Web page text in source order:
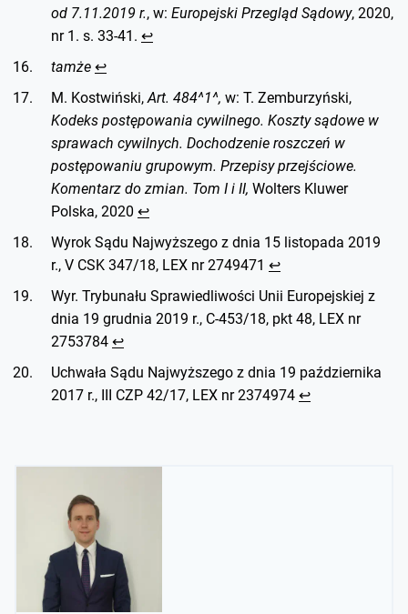
od 7.11.2019 r., w: Europejski Przegląd Sądowy, 2020,
nr 1. s. 33-41. ↩︎
tamże ↩︎
M. Kostwiński, Art. 484^1^, w: T. Zemburzyński,
Kodeks postępowania cywilnego. Koszty sądowe w
sprawach cywilnych. Dochodzenie roszczeń w
postępowaniu grupowym. Przepisy przejściowe.
Komentarz do zmian. Tom I i II, Wolters Kluwer
Polska, 2020 ↩︎
Wyrok Sądu Najwyższego z dnia 15 listopada 2019
r., V CSK 347/18, LEX nr 2749471 ↩︎
Wyr. Trybunału Sprawiedliwości Unii Europejskiej z
dnia 19 grudnia 2019 r., C-453/18, pkt 48, LEX nr
2753784 ↩︎
Uchwała Sądu Najwyższego z dnia 19 października
2017 r., III CZP 42/17, LEX nr 2374974 ↩︎